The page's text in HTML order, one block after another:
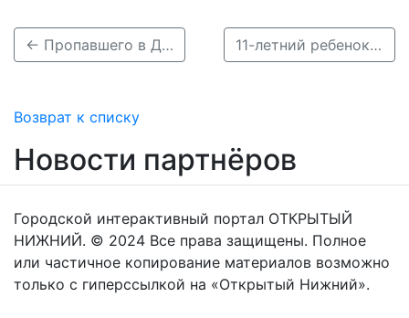
← Пропавшего в Дзержинске 11-летнего мальчика нашли живым 11-летний ребенок пропал в Нижегородской области →
Возврат к списку
Новости партнёров
Городской интерактивный портал ОТКРЫТЫЙ
НИЖНИЙ. © 2024 Все права защищены. Полное
или частичное копирование материалов возможно
только с гиперссылкой на «Открытый Нижний».